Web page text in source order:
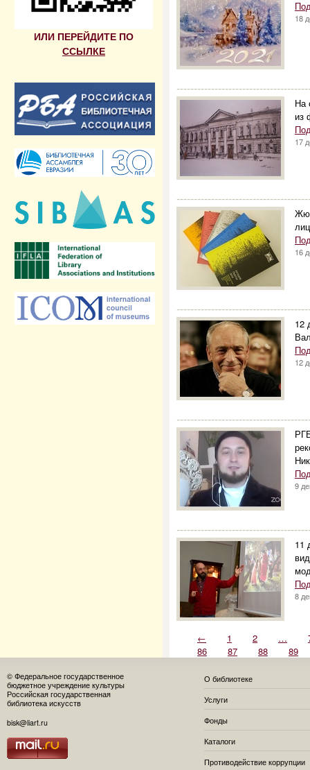
ИЛИ ПЕРЕЙДИТЕ ПО
ССЫЛКЕ
18
На
из
17
16
12
12
9
11
8
← 1 2 …
86
87 88 89
© Федеральное государственное
бюджетное учреждение культуры
Российская государственная
библиотека искусств
bisk@liart.ru
О библиотеке
Услуги
Фонды
Каталоги
Противодействие коррупции